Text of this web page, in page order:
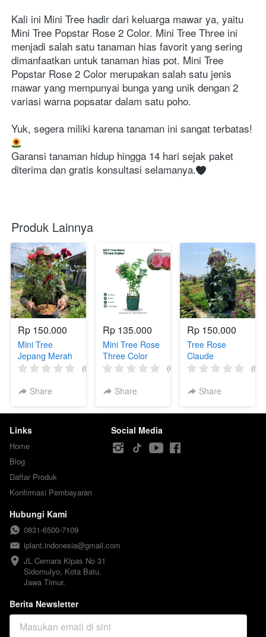
Kali ini Mini Tree hadir dari keluarga mawar ya, yaitu
Mini Tree Popstar Rose 2 Color. Mini Tree Three ini
menjadi salah satu tanaman hias favorit yang sering
dimanfaatkan untuk tanaman hias pot. Mini Tree
Popstar Rose 2 Color merupakan salah satu jenis
mawar yang mempunyai bunga yang unik dengan 2
variasi warna popsatar dalam satu poho.
Yuk, segera miliki karena tanaman ini sangat terbatas!
Garansi tanaman hidup hingga 14 hari sejak paket
diterima dan gratis konsultasi selamanya.
Produk Lainnya
Rp 150.000
Mini Tree
Jepang Merah
X Super Pink
(0)
Share
Rp 135.000
Mini Tree Rose
Three Color
(0)
Share
Rp 150.000
Tree Rose
Claude
(0)
Share
Links
Home
Blog
Daftar Produk
Konfirmasi Pembayaran
Social Media
Hubungi Kami
0831-6500-7109
iplant.indonesia@gmail.com
JL Cemara Kipas No 31
Sidomulyo, Kota Batu.
Jawa Timur.
Berita Newsletter